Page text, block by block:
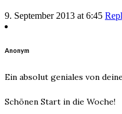
9. September 2013 at 6:45
Anonym
Ein absolut geniales von
Schönen Start in die Woche!